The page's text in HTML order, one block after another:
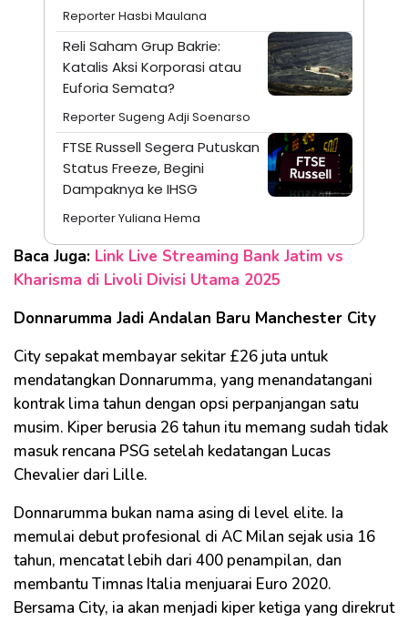
Reporter Hasbi Maulana
Reli Saham Grup Bakrie:
Katalis Aksi Korporasi atau
Euforia Semata?
Reporter Sugeng Adji Soenarso
FTSE Russell Segera Putuskan
Status Freeze, Begini
Dampaknya ke IHSG
Reporter Yuliana Hema
Baca Juga: Link Live Streaming Bank Jatim vs
Kharisma di Livoli Divisi Utama 2025
Donnarumma Jadi Andalan Baru Manchester City
City sepakat membayar sekitar £26 juta untuk
mendatangkan Donnarumma, yang menandatangani
kontrak lima tahun dengan opsi perpanjangan satu
musim. Kiper berusia 26 tahun itu memang sudah tidak
masuk rencana PSG setelah kedatangan Lucas
Chevalier dari Lille.
Donnarumma bukan nama asing di level elite. Ia
memulai debut profesional di AC Milan sejak usia 16
tahun, mencatat lebih dari 400 penampilan, dan
membantu Timnas Italia menjuarai Euro 2020.
Bersama City, ia akan menjadi kiper ketiga yang direkrut